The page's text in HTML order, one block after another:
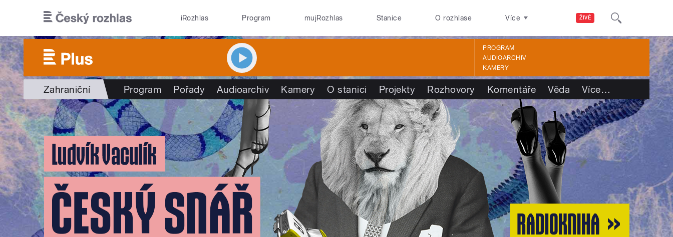
ŽIVĚ
iRozhlas Program mujRozhlas Stanice O rozhlase Více
PROGRAM
AUDIOARCHIV
KAMERY
Zahraniční Program Pořady Audioarchiv Kamery O stanici Projekty Rozhovory Komentáře Věda Více…